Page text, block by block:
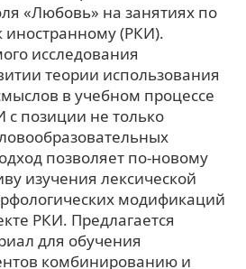
«Любовь» на занятиях по
иностранному (РКИ).
исследования
теории использования
в учебном процессе
с позиции не только
позволяет по-новому
изучения лексической
модификаций
РКИ. Предлагается
для обучения
комбинированию и